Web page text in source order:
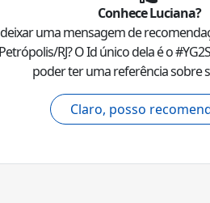
ConheceLuciana?
uma mensagem de
Petrópolis/RJ? O Id único dela é o #
poder ter uma referência sobre
Claro, posso